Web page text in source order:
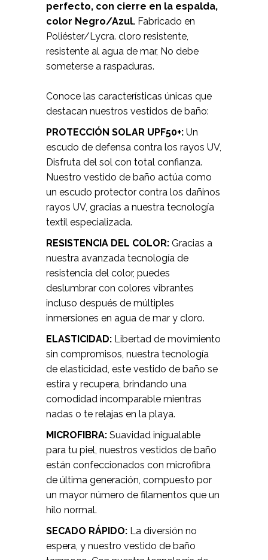
perfecto, con cierre en la espalda,
color Negro/Azul. Fabricado en
Poliéster/Lycra. cloro resistente,
resistente al agua de mar, No debe
someterse a raspaduras.
Conoce las características únicas que
destacan nuestros vestidos de baño:
PROTECCIÓN SOLAR UPF50+: Un
escudo de defensa contra los rayos UV,
Disfruta del sol con total confianza.
Nuestro vestido de baño actúa como
un escudo protector contra los dañinos
rayos UV, gracias a nuestra tecnología
textil especializada.
RESISTENCIA DEL COLOR: Gracias a
nuestra avanzada tecnología de
resistencia del color, puedes
deslumbrar con colores vibrantes
incluso después de múltiples
inmersiones en agua de mar y cloro.
ELASTICIDAD: Libertad de movimiento
sin compromisos, nuestra tecnología
de elasticidad, este vestido de baño se
estira y recupera, brindando una
comodidad incomparable mientras
nadas o te relajas en la playa.
MICROFIBRA: Suavidad inigualable
para tu piel, nuestros vestidos de baño
están confeccionados con microfibra
de última generación, compuesto por
un mayor número de filamentos que un
hilo normal.
SECADO RÁPIDO: La diversión no
espera, y nuestro vestido de baño